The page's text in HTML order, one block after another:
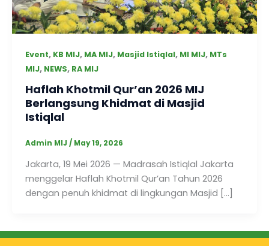
Event, KB MIJ, MA MIJ, Masjid Istiqlal, MI MIJ, MTs
MIJ, NEWS, RA MIJ
Haflah Khotmil Qur’an 2026 MIJ
Berlangsung Khidmat di Masjid
Istiqlal
Admin MIJ / May 19, 2026
Jakarta, 19 Mei 2026 — Madrasah Istiqlal Jakarta
menggelar Haflah Khotmil Qur’an Tahun 2026
dengan penuh khidmat di lingkungan Masjid […]